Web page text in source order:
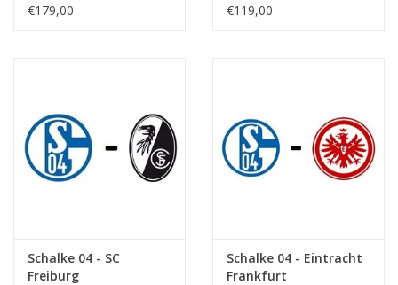
€179,00
€119,00
Schalke 04 - SC
Freiburg
Schalke 04 - Eintracht
Frankfurt